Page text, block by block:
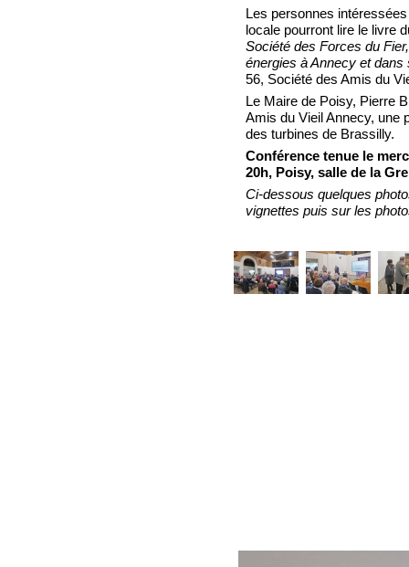
Les personnes
locale pourront lire le livre
Société des Forces du
énergies à Annecy et dans
56, Société des Amis du
Le Maire de Poisy, Pierre
Amis du Vieil Annecy, une
des turbines de Brassilly.
Conférence tenue le
20h, Poisy, salle de la
Ci-dessous quelques
vignettes puis sur les